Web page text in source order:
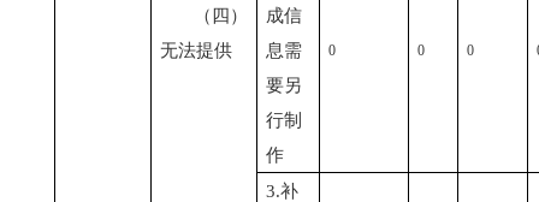
（四）
无法提供
成信
息需
要另
行制
作
0 0 0
3.补